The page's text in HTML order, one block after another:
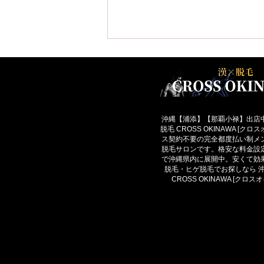
メンズ脱毛はいくらかかる？
沖縄・那覇で失敗しない料金
の見方を解説
沖縄【浦添】【那覇小禄】出店
脱毛 CROSS OKINAWA [クロス
ス契約不要の完全都度払い制メ
脱毛サロンです。格安な料金設
で沖縄県内に展開中。安くて効
脱毛・ヒゲ脱毛でお探しなら
CROSS OKINAWA [クロス